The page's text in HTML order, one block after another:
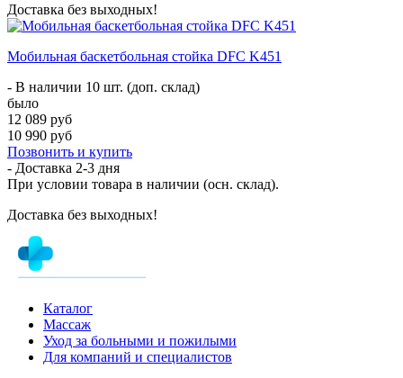
Доставка без выходных!
Мобильная баскетбольная стойка DFC K451
- В наличии 10 шт. (доп. склад)
было
12 089 руб
10 990 руб
Позвонить и купить
- Доставка 2-3 дня
При условии товара в наличии (осн. склад).
Доставка без выходных!
Каталог
Массаж
Уход за больными и пожилыми
Для компаний и специалистов